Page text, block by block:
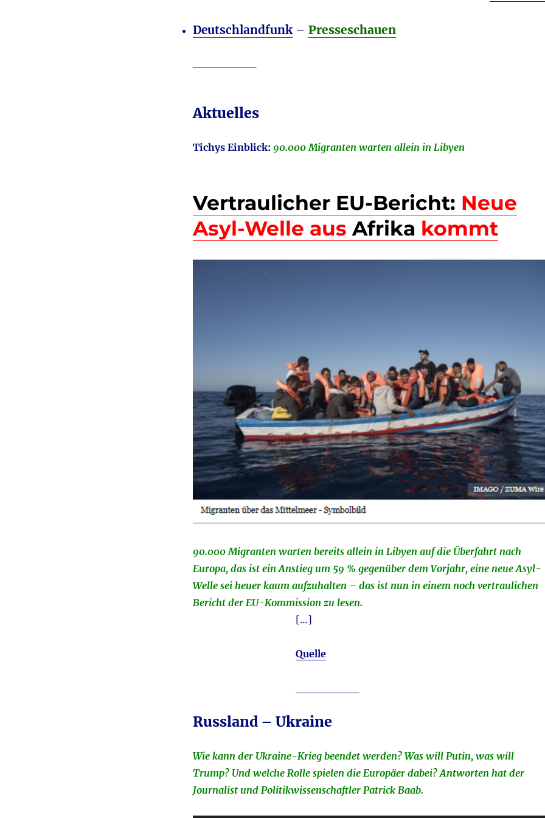
um
Deutschlandfunk– Presseschauen
Aktuelles
Tichys Einblick: 90.000 Migranten warten allein in Libyen
Vertraulicher EU-Bericht: Neue
Asyl-Welle ausAfrika kommt
90.000 Migranten warten bereits allein in Libyen auf die Überfahrt nach
Europa, das ist ein Anstieg um 59 % gegenüber dem Vorjahr, eine neue Asyl-
Welle sei heuer kaum aufzuhalten – das ist nun in einem noch vertraulichen
Bericht der EU-Kommission zu lesen.
[…]
Quelle
Russland – Ukraine
Wie kann der Ukraine-Krieg beendet werden? Was will Putin, was will
Trump? Und welche Rolle spielen die Europäer dabei? Antworten hat der
Journalist und Politikwissenschaftler Patrick Baab.